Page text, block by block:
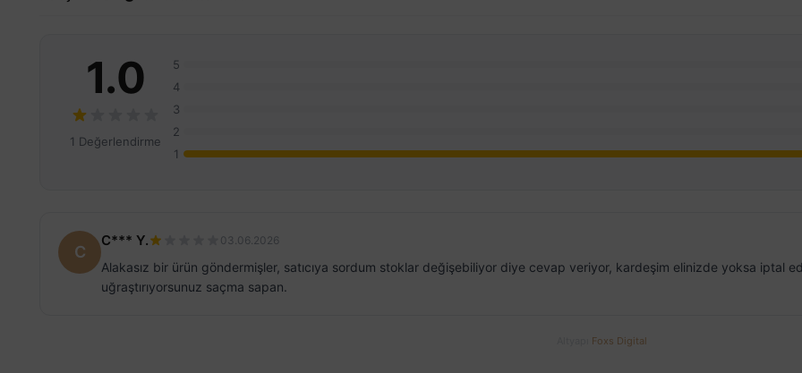
1.0
1 Değerlendirme
5
4
3
2
1
C
C*** Y. 03.06.2026
Alakasız bir ürün göndermişler, satıcıya sordum stoklar değişebiliyor diye cevap veriyor, kardeşim elinizde yoksa iptal
uğraştırıyorsunuz saçma sapan.
Foxs Digital